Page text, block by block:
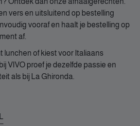
vers en uitsluitend op bestelling
vooraf en haalt je bestelling op
af.
lunchen of kiest voor Italiaans
VIVO proef je dezelfde passie en
als bij La Ghironda.